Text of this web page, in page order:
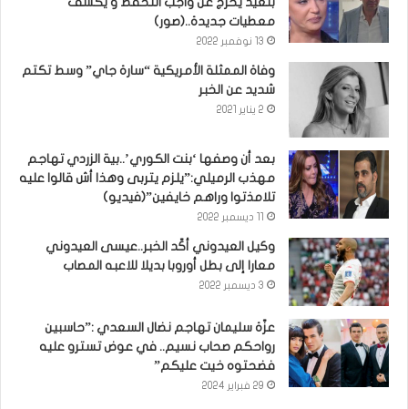
معطيات جديدة..(صور)
13 نوفمبر 2022
وفاة الممثلة الأمريكية “سارة جاي” وسط تكتم
شديد عن الخبر
2 يناير 2021
بعد أن وصفها ‘بنت الكوري’..بية الزردي تهاجم
مهذب الرميلي:”يلزم يتربى وهذا أش قالوا عليه
تلامذتوا وراهم خايفين”(فيديو)
وكيل العيدوني أكّد الخبر..عيسى العيدوني
معارا إلى بطل أوروبا بديلا للاعبه المصاب
3 ديسمبر 2022
عزّة سليمان تهاجم نضال السعدي :”حاسبين
رواحكم صحاب نسيم.. في عوض تسترو عليه
فضحتوه خيت عليكم”
29 فبراير 2024